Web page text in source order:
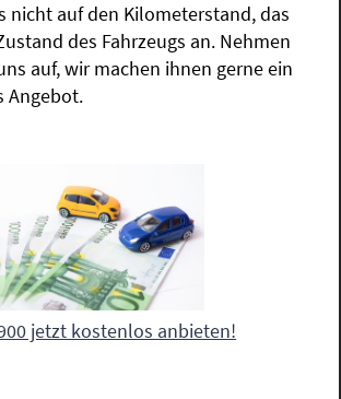
nicht auf den Kilometerstand, das
des Fahrzeugs an. Nehmen
auf, wir machen ihnen gerne ein
Angebot.
jetzt kostenlos anbieten!